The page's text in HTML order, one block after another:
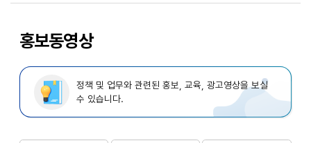
홍보동영상
정책 및 업무와 관련된 홍보, 교육, 광고영상을 보실
수 있습니다.